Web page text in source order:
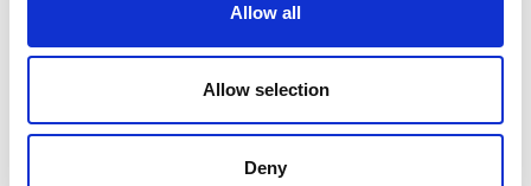
Allow all
Allow selection
Deny